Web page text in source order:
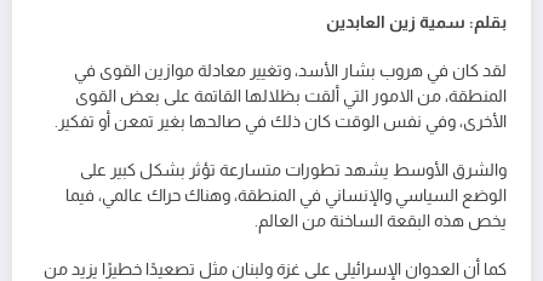
بقلم: سمية زين العابدين
لقد كان في هروب بشار الأسد، وتغيير معادلة موازين القوى في
المنطقة، من الامور التي ألقت بظلالها القاتمة على بعض القوى
الأخرى، وفي نفس الوقت كان ذلك في صالحها بغير تمعن أو تفكير.
والشرق الأوسط يشهد تطورات متسارعة تؤثر بشكل كبير على
الوضع السياسي والإنساني في المنطقة، وهناك حراك عالمي، فيما
يخص هذه البقعة الساخنة من العالم.
كما أن العدوان الإسرائيلي على غزة ولبنان مثل تصعيدًا خطيرًا يزيد من